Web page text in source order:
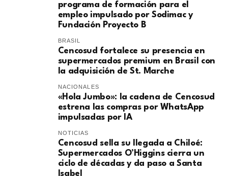
programa de formación para el
empleo impulsado por Sodimac y
Fundación Proyecto B
BRASIL
Cencosud fortalece su presencia en
supermercados premium en Brasil con
la adquisición de St. Marche
NACIONALES
«Hola Jumbo»: la cadena de Cencosud
estrena las compras por WhatsApp
impulsadas por IA
NOTICIAS
Cencosud sella su llegada a Chiloé:
Supermercados O’Higgins cierra un
ciclo de décadas y da paso a Santa
Isabel